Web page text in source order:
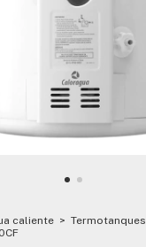
caliente > Termotanques